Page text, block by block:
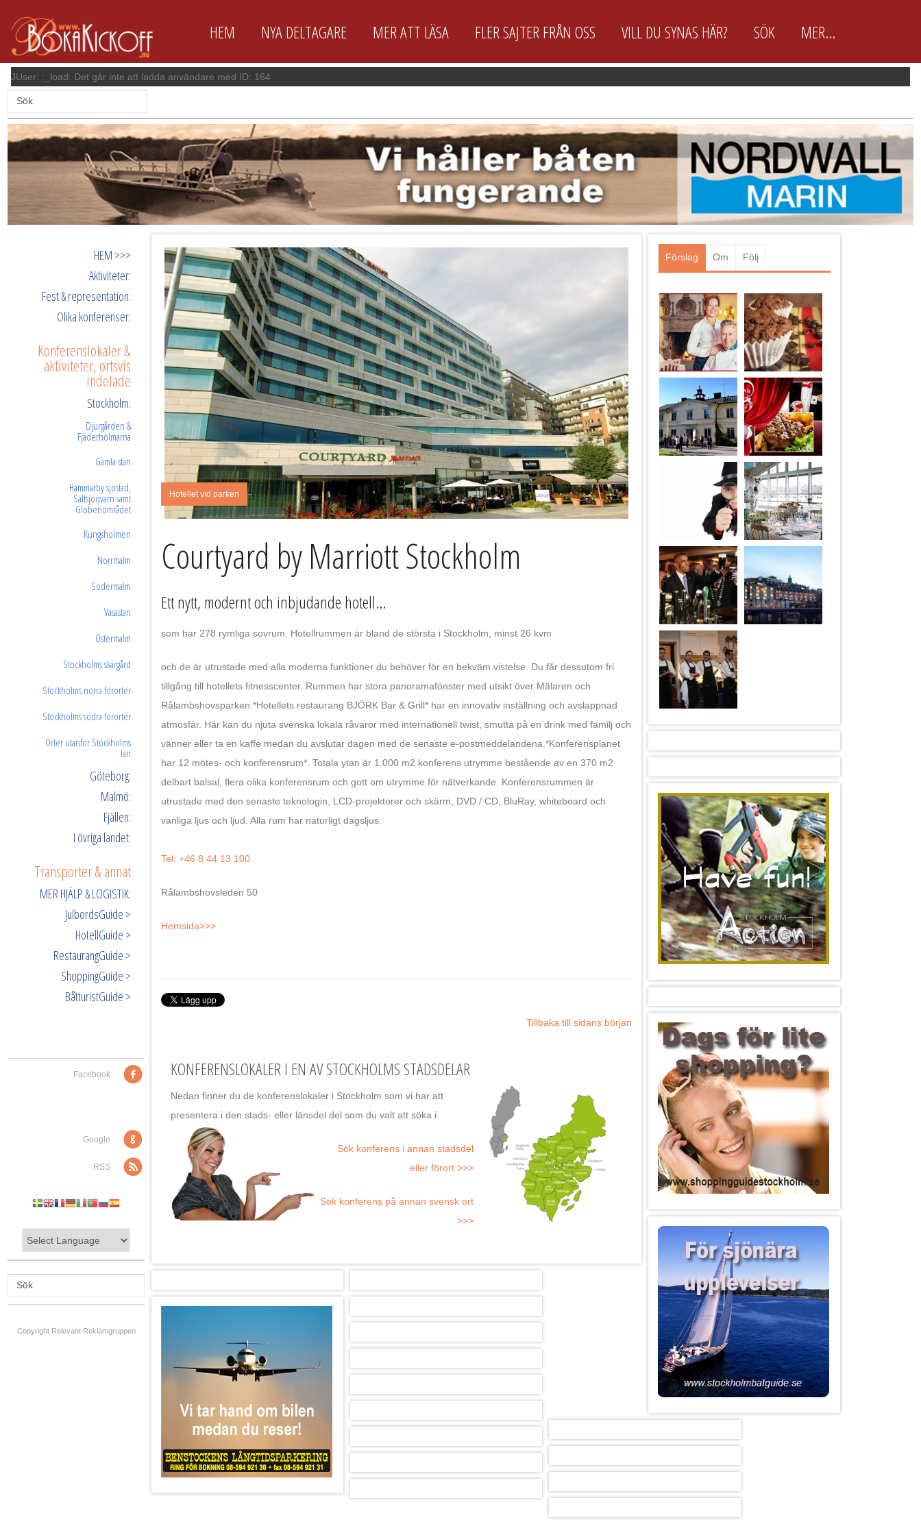
HEM NYA DELTAGARE MER ATT LÄSA FLER SAJTER FRÅN OSS VILL DU SYNAS HÄR? SÖK MER...
JUser: :_load: Det går inte att ladda användare med ID: 164
HEM >>>
Aktiviteter:
Fest & representation:
Olika konferenser:
Konferenslokaler &
aktiviteter, ortsvis
indelade
Stockholm:
Djurgården &
Fjäderholmarna
Gamla stan
Hammarby sjöstad,
Saltsjöqvarn samt
Globenområdet
Kungsholmen
Norrmalm
Södermalm
Vasastan
Östermalm
Stockholms skärgård
Stockholms norra förorter
Stockholms södra förorter
Orter utanför Stockholms
län
Göteborg:
Malmö:
Fjällen:
I övriga landet:
Transporter & annat
MER HJÄLP & LOGISTIK:
JulbordsGuide >
HotellGuide >
RestaurangGuide >
ShoppingGuide >
BåtturistGuide >
Facebook
Google
RSS
Copyright Relevant Reklamgruppen
Hotellet vid parken
Courtyard by Marriott Stockholm
Ett nytt, modernt och inbjudande hotell...
som har 278 rymliga sovrum. Hotellrummen är bland de största i Stockholm, minst 26 kvm
och de är utrustade med alla moderna funktioner du behöver för en bekväm vistelse. Du får dessutom fri
tillgång till hotellets fitnesscenter. Rummen har stora panoramafönster med utsikt över Mälaren och
Rålambshovsparken.*Hotellets restaurang BJÖRK Bar & Grill* har en innovativ inställning och avslappnad
atmosfär. Här kan du njuta svenska lokala råvaror med internationell twist, smutta på en drink med familj och
vänner eller ta en kaffe medan du avslutar dagen med de senaste e-postmeddelandena.*Konferensplanet
har 12 mötes- och konferensrum*. Totala ytan är 1.000 m2 konferens utrymme bestående av en 370 m2
delbart balsal, flera olika konferensrum och gott om utrymme för nätverkande. Konferensrummen är
utrustade med den senaste teknologin, LCD-projektorer och skärm, DVD / CD, BluRay, whiteboard och
vanliga ljus och ljud. Alla rum har naturligt dagsljus.
Tel: +46 8 44 13 100
Rålambshovsleden 50
Hemsida>>>
Tillbaka till sidans början
KONFERENSLOKALER I EN AV STOCKHOLMS STADSDELAR
Nedan finner du de konferenslokaler i Stockholm som vi har att
presentera i den stads- eller länsdel del som du valt att söka i.
Sök konferens i annan stadsdel
eller förort >>>
Sök konferens på annan svensk ort
>>>
Förslag Om Följ
BokaKickOff.nu är främst
BokaKickOff.nu är en enkel och
lättanvänd Konferens- &
EventGuide för arbetsplatser &
företag. Här finns ca 100 utvalda
kick off arrangörer. D.v.s. de vi
anser är...